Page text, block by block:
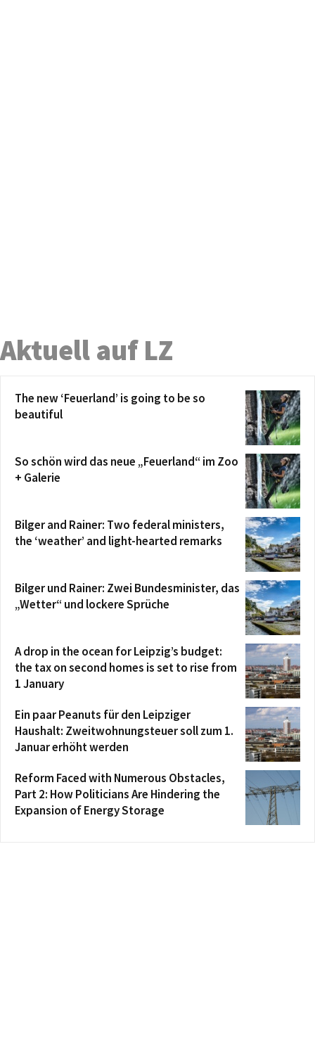
Aktuell auf LZ
The new ‘Feuerland’ is going to be so
beautiful
So schön wird das neue „Feuerland“ im Zoo
+ Galerie
Bilger and Rainer: Two federal ministers,
the ‘weather’ and light-hearted remarks
Bilger und Rainer: Zwei Bundesminister, das
„Wetter“ und lockere Sprüche
A drop in the ocean for Leipzig’s budget:
the tax on second homes is set to rise from
1 January
Ein paar Peanuts für den Leipziger
Haushalt: Zweitwohnungsteuer soll zum 1.
Januar erhöht werden
Reform Faced with Numerous Obstacles,
Part 2: How Politicians Are Hindering the
Expansion of Energy Storage